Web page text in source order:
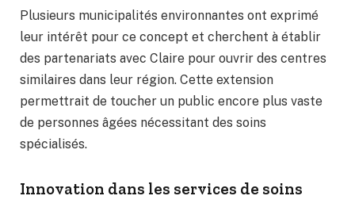
Plusieurs municipalités environnantes ont exprimé
leur intérêt pour ce concept et cherchent à établir
des partenariats avec Claire pour ouvrir des centres
similaires dans leur région. Cette extension
permettrait de toucher un public encore plus vaste
de personnes âgées nécessitant des soins
spécialisés.
Innovation dans les services de soins